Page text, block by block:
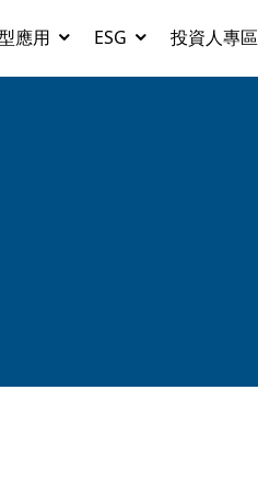
應用 ESG 投資人專區